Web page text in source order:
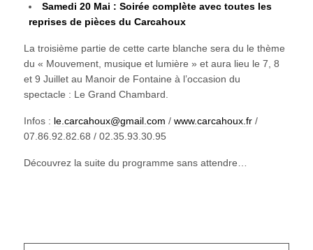
Samedi 20 Mai : Soirée complète avec toutes les
reprises de pièces du Carcahoux
La troisième partie de cette carte blanche sera du le thème
du « Mouvement, musique et lumière » et aura lieu le 7, 8
et 9 Juillet au Manoir de Fontaine à l’occasion du
spectacle : Le Grand Chambard.
Infos : le.carcahoux@gmail.com / www.carcahoux.fr/
07.86.92.82.68 / 02.35.93.30.95
Découvrez la suite du programme sans attendre…